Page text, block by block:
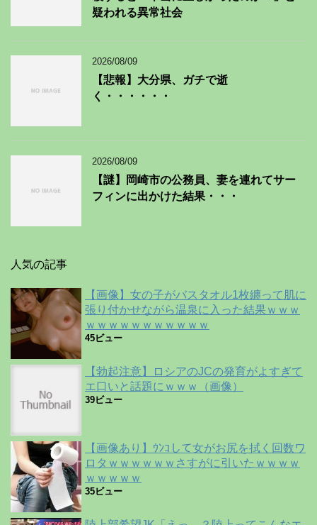
疑われる異常社会
2026/08/09
【悲報】大分県、ガチで逝
く・・・・・・
2026/08/09
【謎】岡崎市の公務員、妻を連れてサー
フィンに出かけた結果・・・
人気の記事
【画像】女の子がバスタオル1枚纏って肌に
張り付かせながら温泉に入った結果ｗｗｗ
ｗｗｗｗｗｗｗｗｗｗｗ
45ビュー
【勃起注意】ロシアのJCの発育がよすぎて
エ口いと話題にｗｗｗ（画像）
39ビュー
【画像あり】ｳﾝｺして女がお尻を拭く回数ワ
ロタｗｗｗｗｗｗさすがに引いたｗｗｗｗ
ｗｗｗｗｗ
35ビュー